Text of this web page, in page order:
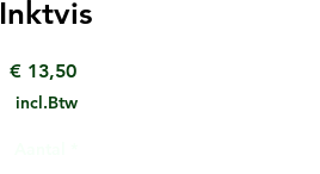
Inktvis
€ 13,50Prijs
incl.Btw